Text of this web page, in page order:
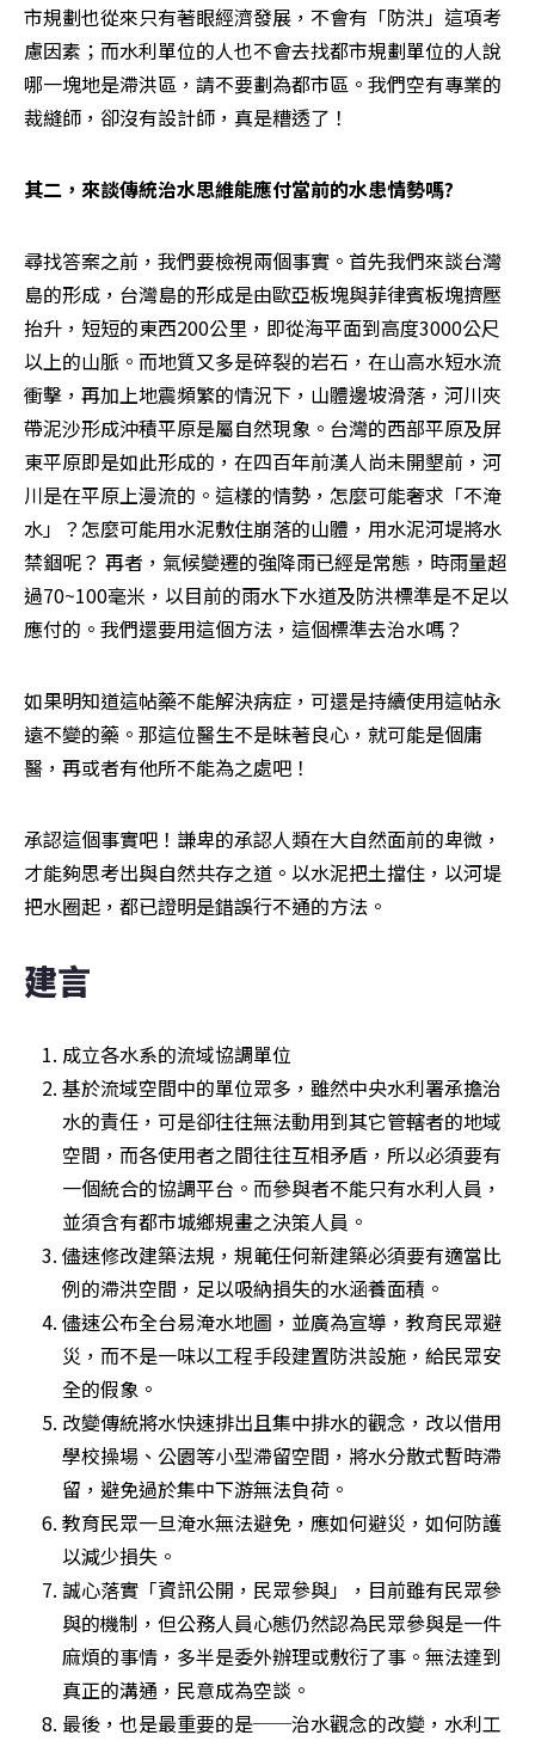
市規劃也從來只有著眼經濟發展，不會有「防洪」這項考
慮因素；而水利單位的人也不會去找都市規劃單位的人說
哪一塊地是滯洪區，請不要劃為都市區。我們空有專業的
裁縫師，卻沒有設計師，真是糟透了！
其二，來談傳統治水思維能應付當前的水患情勢嗎?
尋找答案之前，我們要檢視兩個事實。首先我們來談台灣
島的形成，台灣島的形成是由歐亞板塊與菲律賓板塊擠壓
抬升，短短的東西200公里，即從海平面到高度3000公尺
以上的山脈。而地質又多是碎裂的岩石，在山高水短水流
衝擊，再加上地震頻繁的情況下，山體邊坡滑落，河川夾
帶泥沙形成沖積平原是屬自然現象。台灣的西部平原及屏
東平原即是如此形成的，在四百年前漢人尚未開墾前，河
川是在平原上漫流的。這樣的情勢，怎麼可能奢求「不淹
水」？怎麼可能用水泥敷住崩落的山體，用水泥河堤將水
禁錮呢？ 再者，氣候變遷的強降雨已經是常態，時雨量超
過70~100毫米，以目前的雨水下水道及防洪標準是不足以
應付的。我們還要用這個方法，這個標準去治水嗎？
如果明知道這帖藥不能解決病症，可還是持續使用這帖永
遠不變的藥。那這位醫生不是昧著良心，就可能是個庸
醫，再或者有他所不能為之處吧！
承認這個事實吧！謙卑的承認人類在大自然面前的卑微，
才能夠思考出與自然共存之道。以水泥把土擋住，以河堤
把水圈起，都已證明是錯誤行不通的方法。
建言
成立各水系的流域協調單位
基於流域空間中的單位眾多，雖然中央水利署承擔治
水的責任，可是卻往往無法動用到其它管轄者的地域
空間，而各使用者之間往往互相矛盾，所以必須要有
一個統合的協調平台。而參與者不能只有水利人員，
並須含有都市城鄉規畫之決策人員。
儘速修改建築法規，規範任何新建築必須要有適當比
例的滯洪空間，足以吸納損失的水涵養面積。
儘速公布全台易淹水地圖，並廣為宣導，教育民眾避
災，而不是一味以工程手段建置防洪設施，給民眾安
全的假象。
改變傳統將水快速排出且集中排水的觀念，改以借用
學校操場、公園等小型滯留空間，將水分散式暫時滯
留，避免過於集中下游無法負荷。
教育民眾一旦淹水無法避免，應如何避災，如何防護
以減少損失。
誠心落實「資訊公開，民眾參與」，目前雖有民眾參
與的機制，但公務人員心態仍然認為民眾參與是一件
麻煩的事情，多半是委外辦理或敷衍了事。無法達到
真正的溝通，民意成為空談。
最後，也是最重要的是──治水觀念的改變，水利工